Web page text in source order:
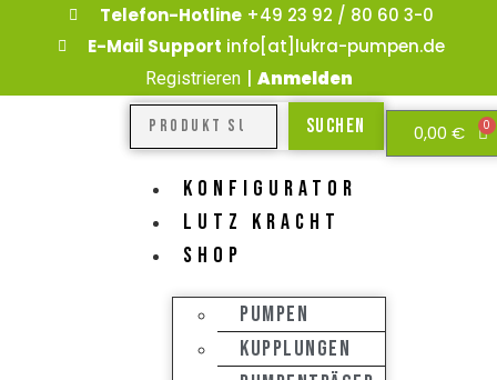
Telefon-Hotline+49 23 92 / 80 60 3-0
E-Mail Support info[at]lukra-pumpen.de
Registrieren Anmelden
Suchen 0,00 € 0
KONFIGURATOR
LUTZ KRACHT
SHOP
Pumpen
Kupplungen